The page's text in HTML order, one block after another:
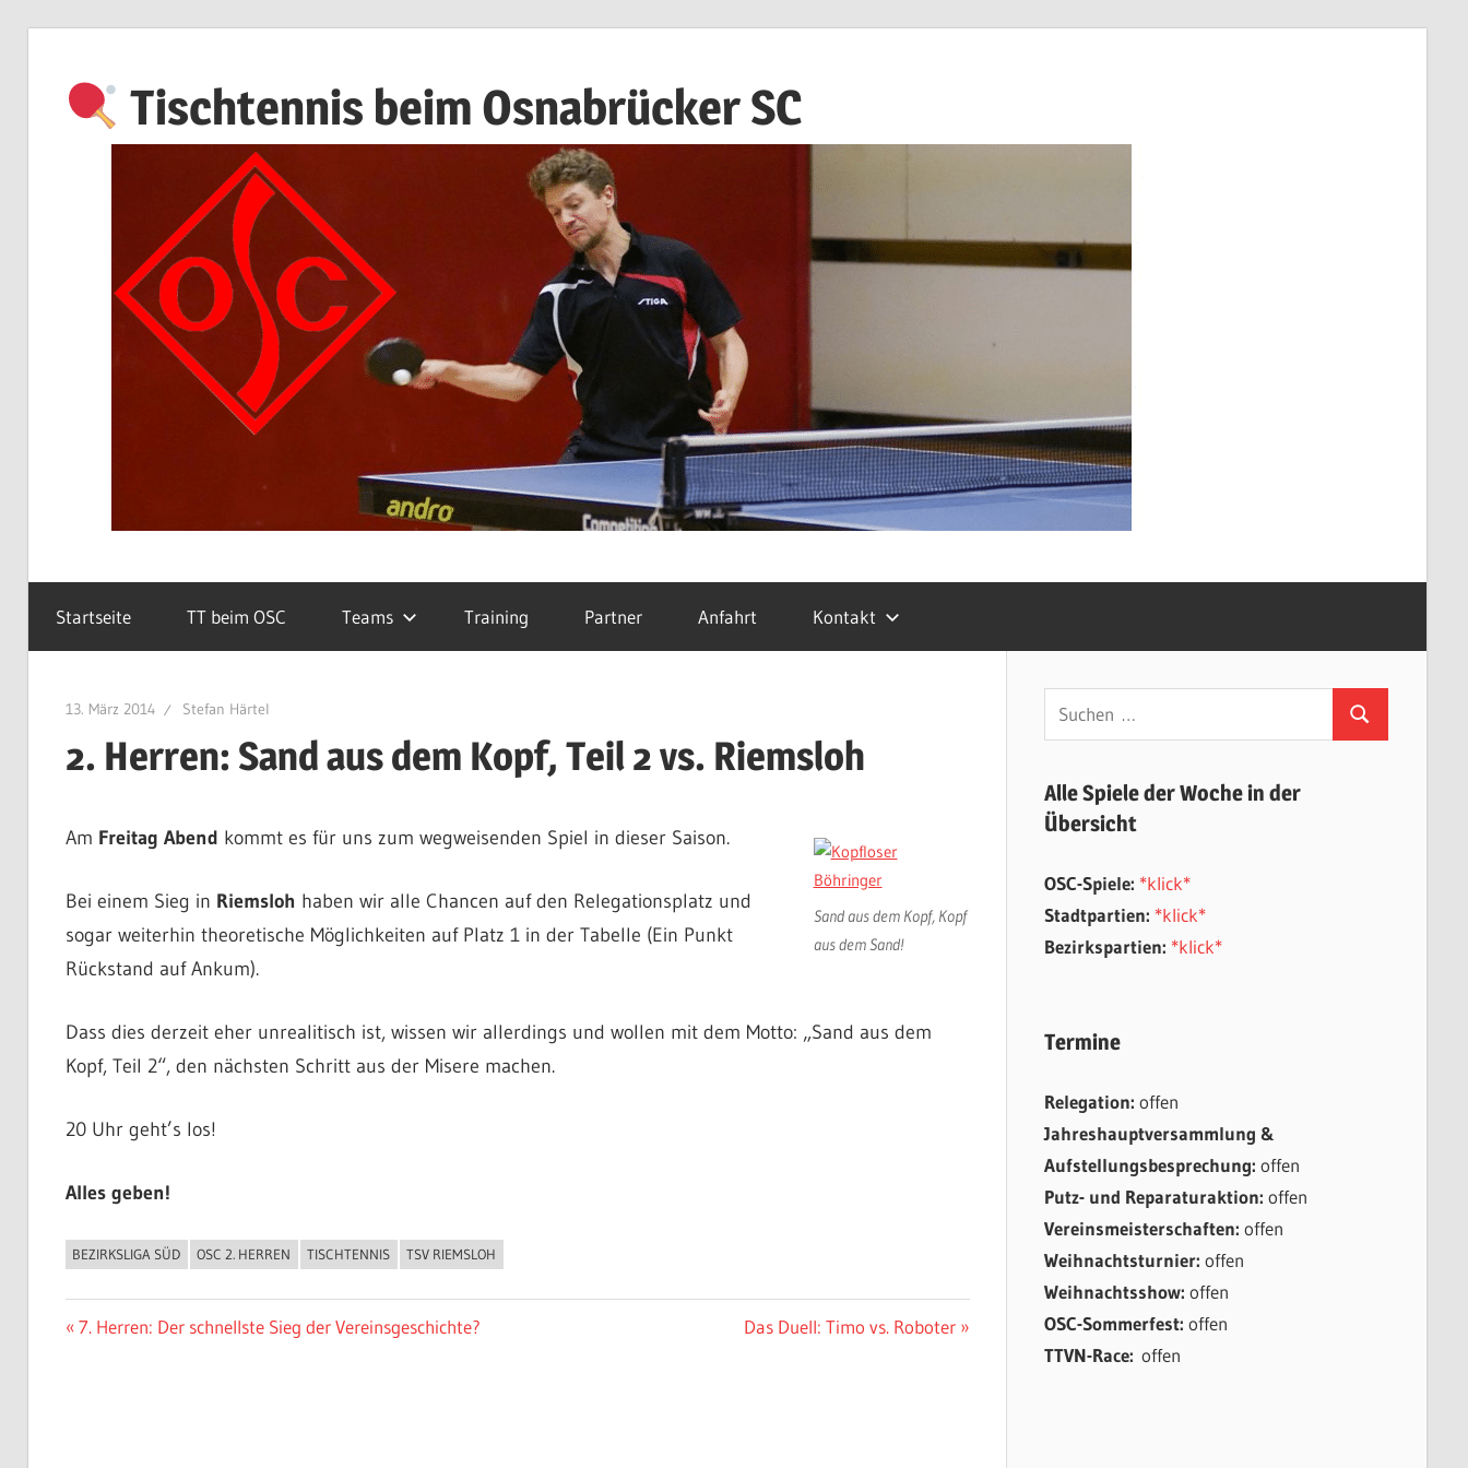
springen
Tischtennis beim Osnabrücker SC
Startseite TT beim OSC Teams Training Partner Anfahrt Kontakt
13. März 2014 Stefan Härtel
2. Herren: Sand aus dem Kopf, Teil 2 vs. Riemsloh
Sand aus dem Kopf, Kopf
aus dem Sand!
Am Freitag Abend kommt es für uns zum wegweisenden Spiel in dieser Saison.
Bei einem Sieg in Riemsloh haben wir alle Chancen auf den Relegationsplatz und
sogar weiterhin theoretische Möglichkeiten auf Platz 1 in der Tabelle (Ein Punkt
Rückstand auf Ankum).
Dass dies derzeit eher unrealitisch ist, wissen wir allerdings und wollen mit dem Motto: „Sand aus dem
Kopf, Teil 2“, den nächsten Schritt aus der Misere machen.
20 Uhr geht’s los!
Alles geben!
ALLGEMEIN
BEZIRKSLIGA SÜD OSC 2. HERREN TISCHTENNIS TSV RIEMSLOH
Beitragsnavigation
Vorheriger
7. Herren: Der schnellste Sieg der Vereinsgeschichte?
Nächster
Das Duell: Timo vs. Roboter
Suchen
nach:
Suchen
Alle Spiele der Woche in der
Übersicht
OSC-Spiele: *klick*
Stadtpartien: *klick*
Bezirkspartien: *klick*
Termine
Relegation: offen
Jahreshauptversammlung &
Aufstellungsbesprechung: offen
Putz- und Reparaturaktion: offen
Vereinsmeisterschaften: offen
Weihnachtsturnier: offen
Weihnachtsshow: offen
OSC-Sommerfest: offen
TTVN-Race: offen